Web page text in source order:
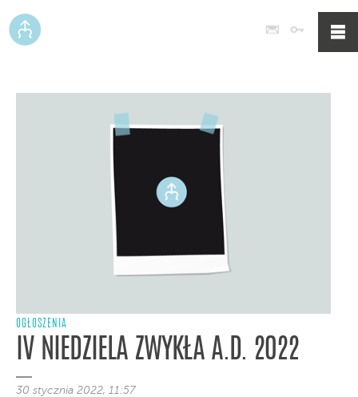
Poczta
OGŁOSZENIA
IV NIEDZIELA ZWYKŁA A.D. 2022
30 stycznia 2022, 11:57